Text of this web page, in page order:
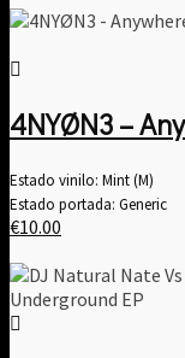
4NYØN3 –
Estado vinilo: Mint (M)
Estado portada: Generic
€10.00